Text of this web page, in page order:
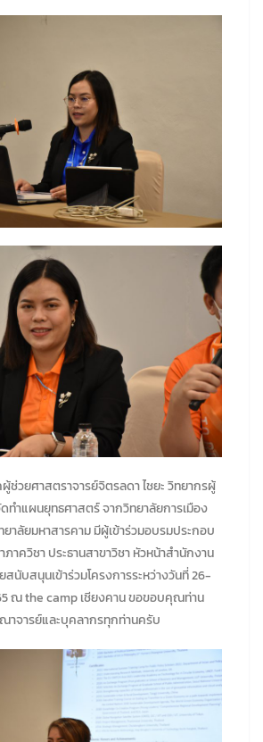
ช่วยศาสตราจารย์จิตรลดา ไชยะ วิทยากรผู้
ทำแผนยุทธศาสตร์ จากวิทยาลัยการเมือง
าลัยมหาสารคาม มีผู้เข้าร่วมอบรมประกอบ
าควิชา ประธานสาขาวิชา หัวหน้าสำนักงาน
บสนุนเข้าร่วมโครงการระหว่างวันที่ 26-
ณ the camp เชียงคาน ขอขอบคุณท่าน
าจารย์และบุคลากรทุกท่านครับ